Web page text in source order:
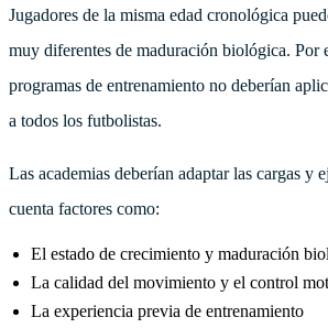
Jugadores de la misma edad cronológica
muy diferentes de maduración biológica. Por
programas de entrenamiento no deberían
a todos los futbolistas.
Las academias deberían adaptar las cargas y
cuenta factores como:
El estado de crecimiento y maduración
La calidad del movimiento y el control
La experiencia previa de entrenamiento